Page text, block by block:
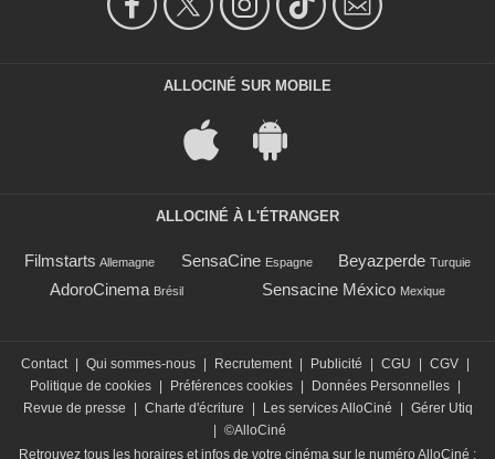
ALLOCINÉ SUR MOBILE
ALLOCINÉ À L'ÉTRANGER
Filmstarts Allemagne SensaCine Espagne Beyazperde Turquie
AdoroCinema Brésil Sensacine México Mexique
Contact Qui sommes-nous Recrutement Publicité CGU CGV
Politique de cookies
Préférences cookies Données Personnelles
Revue de presse
Charte d'écriture Les services AlloCiné
Gérer Utiq
©AlloCiné
Retrouvez tous les horaires et infos de votre cinéma sur le numéro AlloCiné :